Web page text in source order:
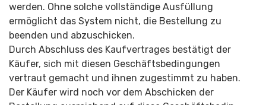
werden. Ohne solche vollständige Ausfüllung
ermöglicht das System nicht, die Bestellung zu
beenden und abzuschicken.
Durch Abschluss des Kaufvertrages bestätigt der
Käufer, sich mit diesen Geschäftsbedin­gungen
vertraut gemacht und ihnen zugestimmt zu haben.
Der Käufer wird noch vor dem Abschicken der